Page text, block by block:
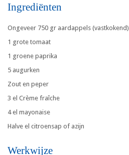
Ingrediënten
Ongeveer 750 gr aardappels (vastkokend)
1 grote tomaat
1 groene paprika
5 augurken
Zout en peper
3 el Crème fraîche
4 el mayonaise
Halve el citroensap of azijn
Werkwijze